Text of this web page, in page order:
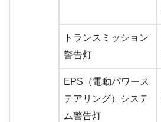
トランスミッション
警告灯
EPS（電動パワース
テアリング）システ
ム警告灯